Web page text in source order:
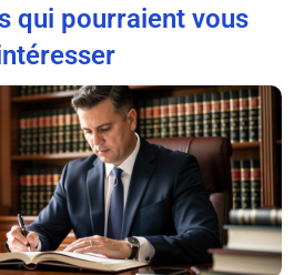
qui pourraient vous